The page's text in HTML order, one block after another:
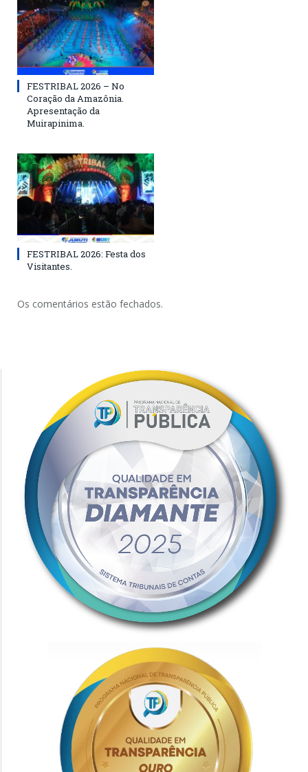
FESTRIBAL 2026 – No
Coração da Amazônia.
Apresentação da
Muirapinima.
FESTRIBAL 2026: Festa dos
Visitantes.
Os comentários estão fechados.